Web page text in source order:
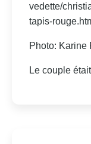
vedette/
tapis-
Photo: Karine
Le couple